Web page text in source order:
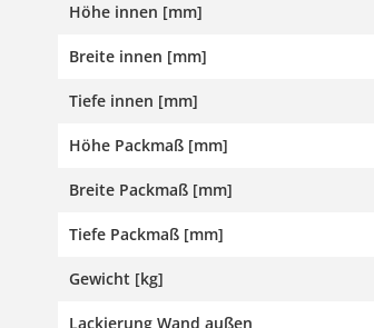
Höhe innen [mm]
Breite innen [mm]
Tiefe innen [mm]
Höhe Packmaß [mm]
Breite Packmaß [mm]
Tiefe Packmaß [mm]
Gewicht [kg]
Lackierung Wand außen